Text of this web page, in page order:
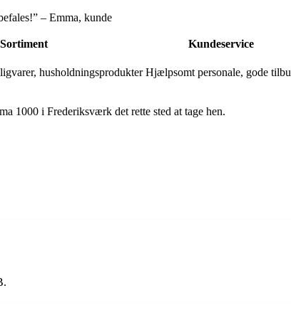
– Emma, kunde
Sortiment Kundeservice
husholdningsprodukter Hjælpsomt personale, gode
1000 i Frederiksværk det rette sted at tage hen.